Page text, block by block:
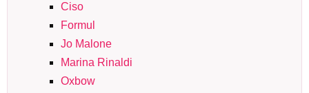
Ciso
Formul
Jo Malone
Marina Rinaldi
Oxbow